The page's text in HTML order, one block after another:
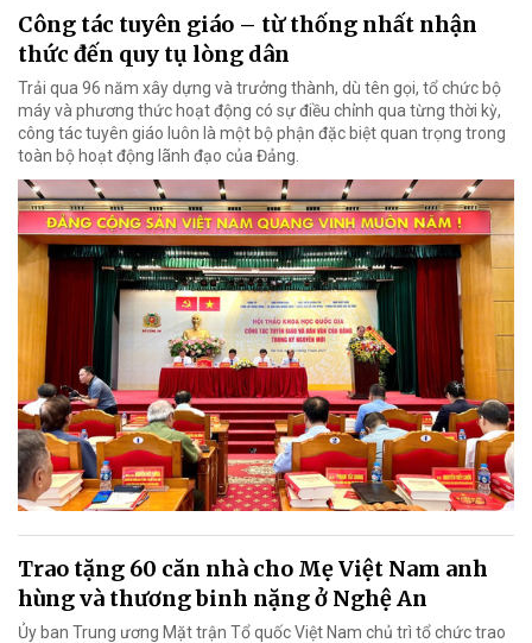
Công tác tuyên giáo – từ thống nhất nhận
thức đến quy tụ lòng dân
Trải qua 96 năm xây dựng và trưởng thành, dù tên gọi, tổ chức bộ
máy và phương thức hoạt động có sự điều chỉnh qua từng thời kỳ,
công tác tuyên giáo luôn là một bộ phận đặc biệt quan trọng trong
toàn bộ hoạt động lãnh đạo của Đảng.
Trao tặng 60 căn nhà cho Mẹ Việt Nam anh
hùng và thương binh nặng ở Nghệ An
Ủy ban Trung ương Mặt trận Tổ quốc Việt Nam chủ trì tổ chức trao